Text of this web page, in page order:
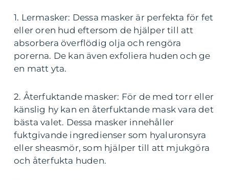
1. Lermasker: Dessa masker är perfekta för fet
eller oren hud eftersom de hjälper till att
absorbera överflödig olja och rengöra
porerna. De kan även exfoliera huden och ge
en matt yta.
2. Återfuktande masker: För de med torr eller
känslig hy kan en återfuktande mask vara det
bästa valet. Dessa masker innehåller
fuktgivande ingredienser som hyaluronsyra
eller sheasmör, som hjälper till att mjukgöra
och återfukta huden.